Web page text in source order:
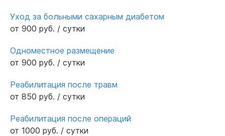
Уход за больными сахарным диабетом
от 900 руб. / сутки
Одноместное размещение
от 900 руб. / сутки
Реабилитация после травм
от 850 руб. / сутки
Реабилитация после операций
от 1000 руб. / сутки